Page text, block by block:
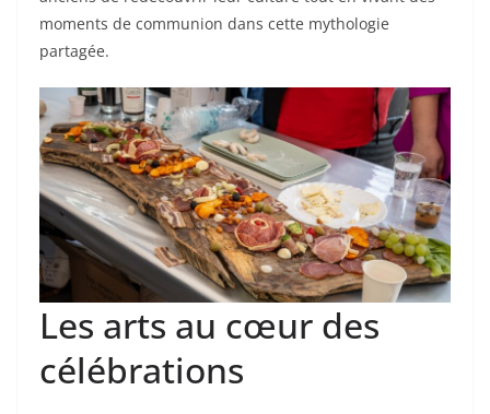
moments de communion dans cette mythologie
partagée.
Les arts au cœur des
célébrations